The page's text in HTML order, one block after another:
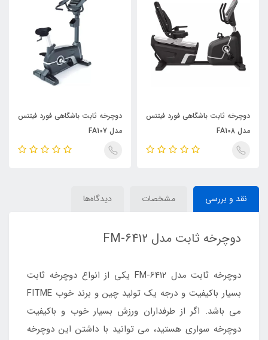
دوچرخه ثابت باشگاهی فورد فیتنس
مدل FA108
دوچرخه ثابت باشگاهی فورد فیتنس
مدل FA107
نقد و بررسی مشخصات دیدگاه‌ها
دوچرخه ثابت مدل FM-6412
دوچرخه ثابت مدل FM-6412 یکی از انواع دوچرخه ثابت
بسیار باکیفیت و درجه یک تولید چین و برند خوب FITME
می باشد. اگر از طرفداران ورزش بسیار خوب و باکیفیت
دوچرخه سواری هستید، می توانید با داشتن این دوچرخه